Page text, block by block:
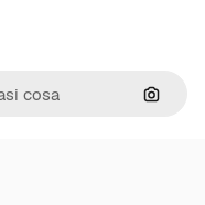
Cerca